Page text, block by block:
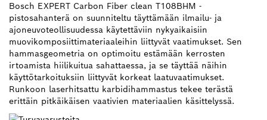
Bosch EXPERT Carbon Fiber clean T108BHM -
pistosahanterä on suunniteltu täyttämään ilmailu- ja
ajoneuvoteollisuudessa käytettäviin nykyaikaisiin
muovikomposiittimateriaaleihin liittyvät vaatimukset. Sen
hammasgeometria on optimoitu estämään kerrosten
irtoamista hiilikuitua sahattaessa, ja se täyttää näihin
käyttötarkoituksiin liittyvät korkeat laatuvaatimukset.
Runkoon laserhitsattu karbidihammastus tekee terästä
erittäin pitkäikäisen vaativien materiaalien käsittelyssä.